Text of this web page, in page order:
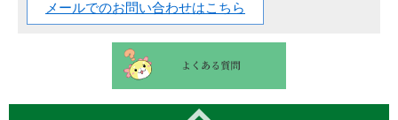
メールでのお問い合わせはこちら